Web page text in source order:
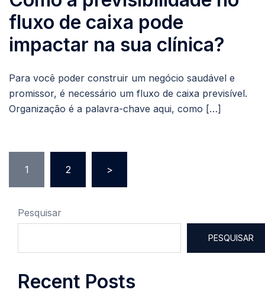
fluxo de caixa pode
impactar na sua clínica?
Para você poder construir um negócio saudável e
promissor, é necessário um fluxo de caixa previsível.
Organização é a palavra-chave aqui, como […]
1 2 >
Pesquisar
PESQUISAR
Recent Posts